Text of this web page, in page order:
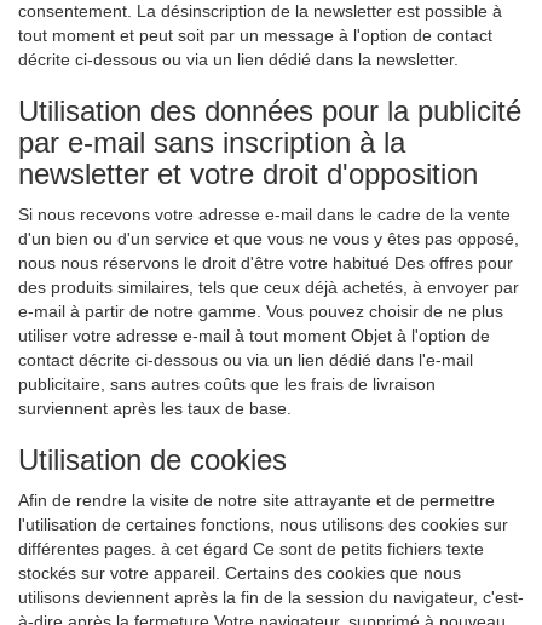
consentement. La désinscription de la newsletter est possible à
tout moment et peut soit par un message à l'option de contact
décrite ci-dessous ou via un lien dédié dans la newsletter.
Utilisation des données pour la publicité
par e-mail sans inscription à la
newsletter et votre droit d'opposition
Si nous recevons votre adresse e-mail dans le cadre de la vente
d'un bien ou d'un service et que vous ne vous y êtes pas opposé,
nous nous réservons le droit d'être votre habitué Des offres pour
des produits similaires, tels que ceux déjà achetés, à envoyer par
e-mail à partir de notre gamme. Vous pouvez choisir de ne plus
utiliser votre adresse e-mail à tout moment Objet à l'option de
contact décrite ci-dessous ou via un lien dédié dans l'e-mail
publicitaire, sans autres coûts que les frais de livraison
surviennent après les taux de base.
Utilisation de cookies
Afin de rendre la visite de notre site attrayante et de permettre
l'utilisation de certaines fonctions, nous utilisons des cookies sur
différentes pages. à cet égard Ce sont de petits fichiers texte
stockés sur votre appareil. Certains des cookies que nous
utilisons deviennent après la fin de la session du navigateur, c'est-